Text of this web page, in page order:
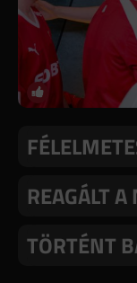
REAGÁLT
TÖRTÉNT